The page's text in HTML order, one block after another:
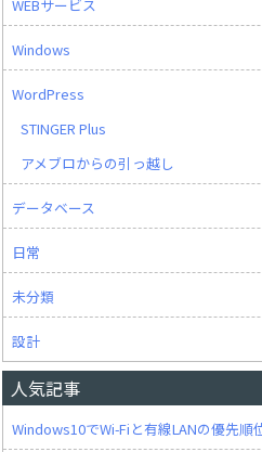
WEBサービス
Windows
WordPress
STINGER Plus
アメブロからの引っ越し
データベース
日常
未分類
設計
人気記事
Windows10でWi-Fiと有線LANの優先順